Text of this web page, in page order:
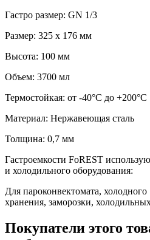
Гастро размер: GN 1/3
Размер: 325 х 176 мм
Высота: 100 мм
Объем: 3700 мл
Термостойкая: от -40°C до +200°C
Материал: Нержавеющая сталь
Толщина: 0,7 мм
Гастроемкости FoREST
и холодильного оборудования:
Для пароконвектомата, холодного
хранения, заморозки,
Покупатели этого